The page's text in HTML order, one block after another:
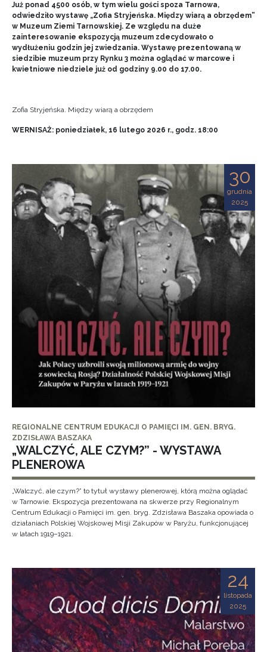
Już ponad 4500 osób, w tym wielu gości spoza Tarnowa,
odwiedziło wystawę „Zofia Stryjeńska. Między wiarą a obrzędem”
w Muzeum Ziemi Tarnowskiej. Ze względu na duże
zainteresowanie ekspozycją muzeum zdecydowało o
wydłużeniu godzin jej zwiedzania. Wystawę prezentowaną w
siedzibie muzeum przy Rynku 3 można oglądać w marcowe i
kwietniowe niedziele już od godziny 9.00 do 17.00.
Zofia Stryjeńska. Między wiarą a obrzędem
WERNISAŻ: poniedziałek, 16 lutego 2026 r., godz. 18:00
30
grudnia
2025
REGIONALNE CENTRUM EDUKACJI O PAMIĘCI IM. GEN. BRYG.
ZDZISŁAWA BASZAKA
„WALCZYĆ, ALE CZYM?” - WYSTAWA
PLENEROWA
„Walczyć, ale czym?” to tytuł wystawy plenerowej, którą można oglądać
w Tarnowie. Ekspozycja prezentowana na skwerze przy Regionalnym
Centrum Edukacji o Pamięci im. gen. bryg. Zdzisława Baszaka opowiada o
działaniach Polskiej Wojskowej Misji Zakupów w Paryżu, funkcjonującej
w latach 1919–1921.
24
listopada
2025